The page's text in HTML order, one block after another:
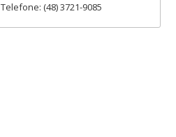
Telefone: (48) 3721-9085